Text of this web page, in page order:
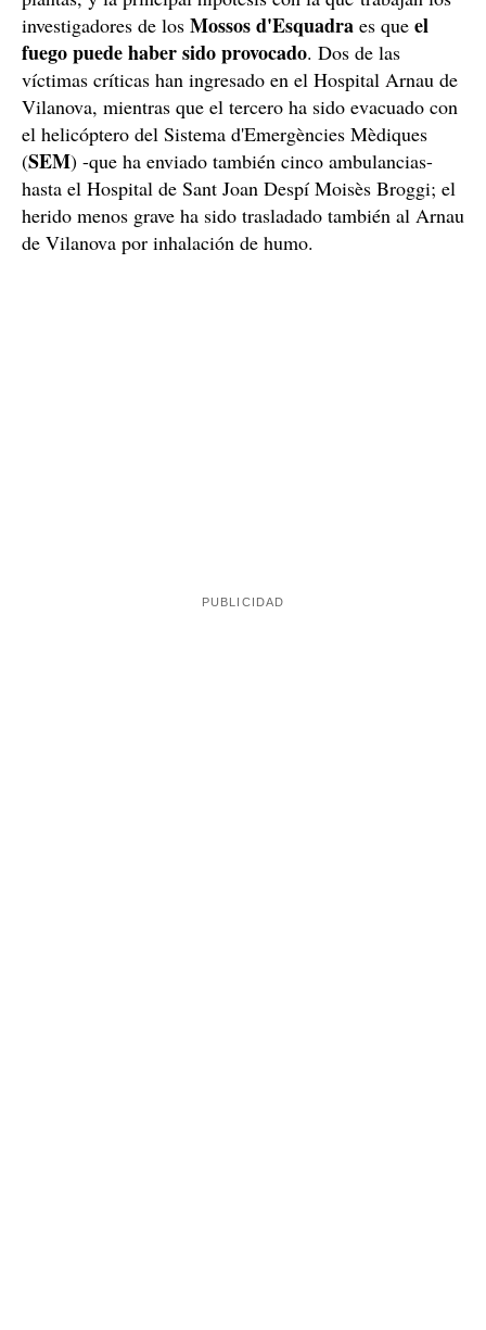
investigadores de los Mossos d'Esquadra es que el
fuego puede haber sido provocado. Dos de las
víctimas críticas han ingresado en el Hospital Arnau de
Vilanova, mientras que el tercero ha sido evacuado con
el helicóptero del Sistema d'Emergències Mèdiques
(SEM) -que ha enviado también cinco ambulancias-
hasta el Hospital de Sant Joan Despí Moisès Broggi; el
herido menos grave ha sido trasladado también al Arnau
de Vilanova por inhalación de humo.